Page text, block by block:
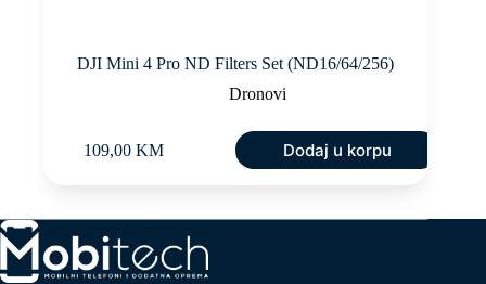
DJI Mini 4 Pro ND Filters Set (ND16/64/256)
Dronovi
109,00 KM Dodaj u korpu